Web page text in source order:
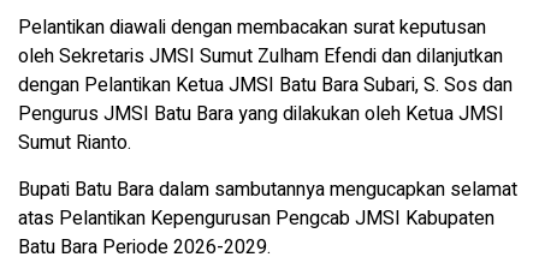
Pelantikan diawali dengan membacakan surat keputusan
oleh Sekretaris JMSI Sumut Zulham Efendi dan dilanjutkan
dengan Pelantikan Ketua JMSI Batu Bara Subari, S. Sos dan
Pengurus JMSI Batu Bara yang dilakukan oleh Ketua JMSI
Sumut Rianto.
Bupati Batu Bara dalam sambutannya mengucapkan selamat
atas Pelantikan Kepengurusan Pengcab JMSI Kabupaten
Batu Bara Periode 2026-2029.